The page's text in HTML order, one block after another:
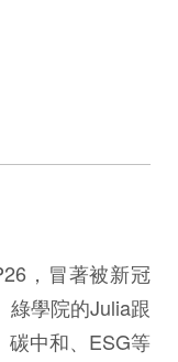
，冒著被新冠
綠學院的Julia跟
碳中和、ESG等